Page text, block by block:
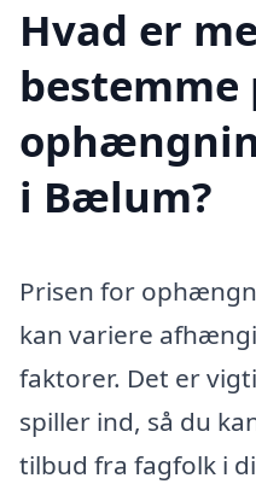
Hvad er
bestemme
i Bælum?
Prisen for
kan variere
faktorer. Det er
spiller ind, så du
tilbud fra fagfolk i